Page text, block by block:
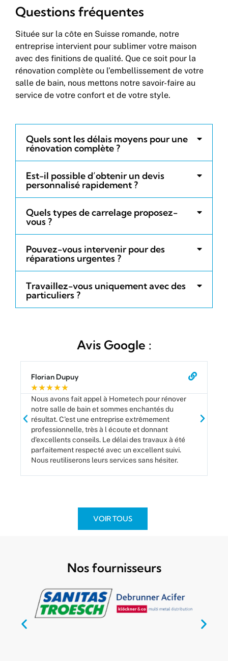
Questions fréquentes
Située sur la côte en Suisse romande, notre
entreprise intervient pour sublimer votre maison
avec des finitions de qualité. Que ce soit pour la
rénovation complète ou l’embellissement de votre
salle de bain, nous mettons notre savoir-faire au
service de votre confort et de votre style.
Quels sont les délais moyens pour une
rénovation complète ?
Est-il possible d’obtenir un devis
personnalisé rapidement ?
Quels types de carrelage proposez-
vous ?
Pouvez-vous intervenir pour des
réparations urgentes ?
Travaillez-vous uniquement avec des
particuliers ?
Avis Google :
Florian Dupuy
★★★★★
Nous avons fait appel à Hometech pour rénover
notre salle de bain et sommes enchantés du
résultat. C'est une entreprise extrêmement
professionnelle, très à l écoute et donnant
d'excellents conseils. Le délai des travaux à été
parfaitement respecté avec un excellent suivi.
Nous reutiliserons leurs services sans hésiter.
VOIR TOUS
Nos fournisseurs